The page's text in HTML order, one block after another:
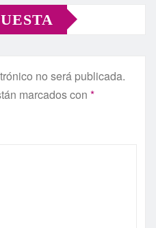
no será publicada.
marcados con *